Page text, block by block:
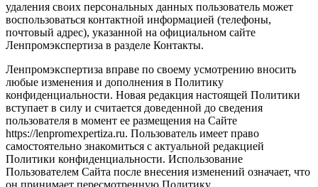
удаления своих персональных данных пользователь может
воспользоваться контактной информацией (телефоны,
почтовый адрес), указанной на официальном сайте
Ленпромэкспертиза в разделе Контакты.
Ленпромэкспертиза вправе по своему усмотрению вносить
любые изменения и дополнения в Политику
конфиденциальности. Новая редакция настоящей Политики
вступает в силу и считается доведенной до сведения
пользователя в момент ее размещения на Сайте
https://lenpromexpertiza.ru. Пользователь имеет право
самостоятельно знакомиться с актуальной редакцией
Политики конфиденциальности. Использование
Пользователем Сайта после внесения изменений означает, что
он принимает пересмотренную Политику